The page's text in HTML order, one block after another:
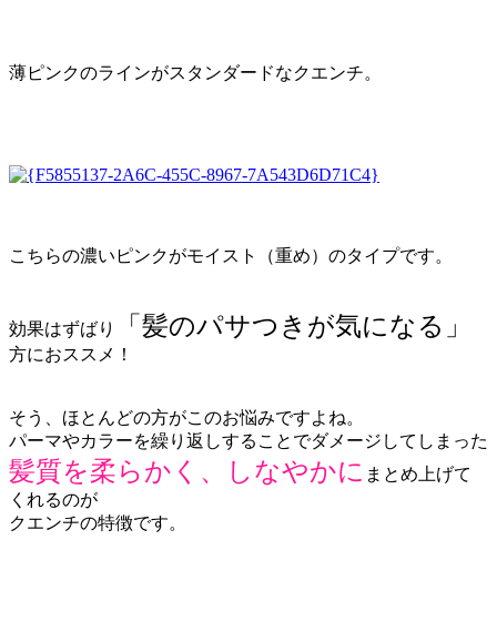
薄ピンクのラインがスタンダードなクエンチ。
こちらの濃いピンクがモイスト（重め）のタイプです。
効果はずばり 「髪のパサつきが気になる」
方におススメ！
そう、ほとんどの方がこのお悩みですよね。
パーマやカラーを繰り返しすることでダメージしてしまった
髪質を柔らかく、しなやかに まとめ上げて
くれるのが
クエンチの特徴です。